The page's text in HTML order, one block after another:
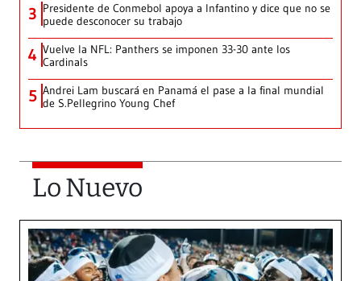
3 Presidente de Conmebol apoya a Infantino y dice que no se
puede desconocer su trabajo
4 Vuelve la NFL: Panthers se imponen 33-30 ante los
Cardinals
5 Andrei Lam buscará en Panamá el pase a la final mundial
de S.Pellegrino Young Chef
Lo Nuevo